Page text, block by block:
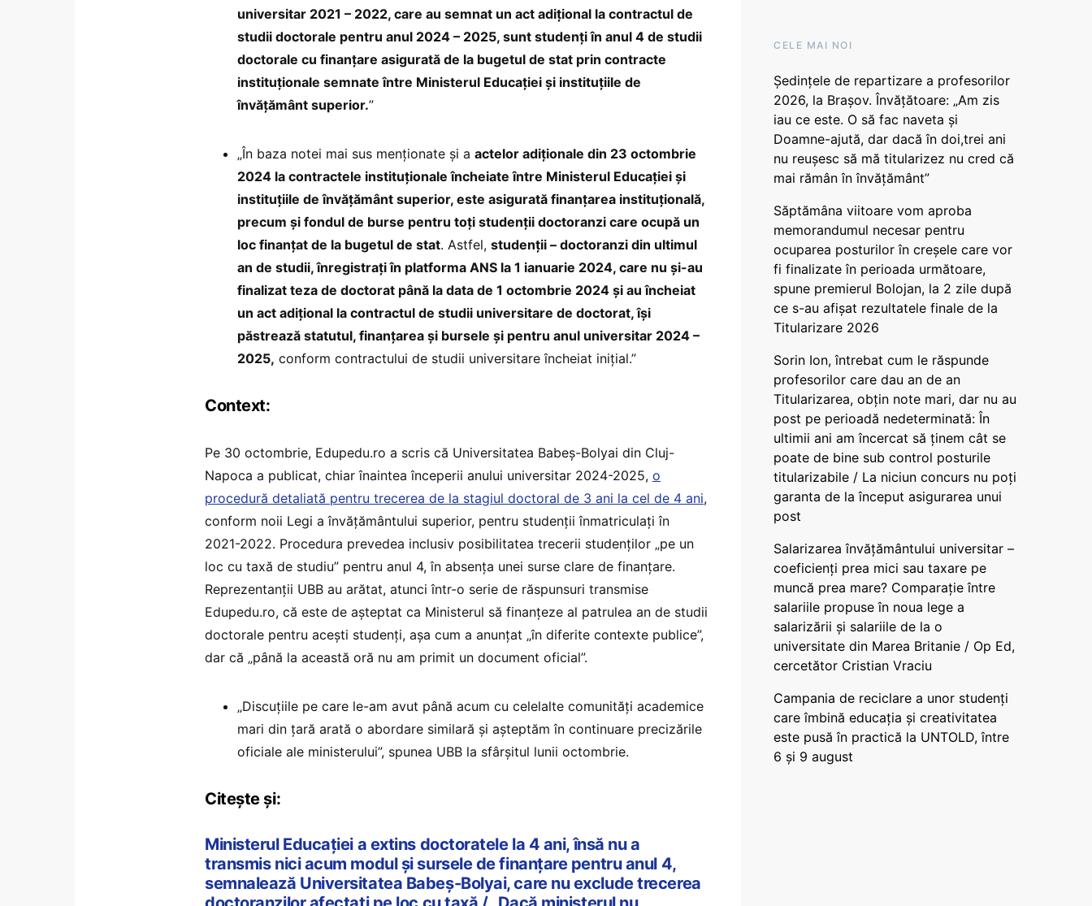
universitar 2021 – 2022, care au semnat un act adițional la contractul de
studii doctorale pentru anul 2024 – 2025, sunt studenți în anul 4 de studii
doctorale cu finanțare asigurată de la bugetul de stat prin contracte
instituționale semnate între Ministerul Educației și instituțiile de
învățământ superior.”
„În baza notei mai sus menționate și a actelor adiționale din 23 octombrie
2024 la contractele instituționale încheiate între Ministerul Educației și
instituțiile de învățământ superior, este asigurată finanțarea instituțională,
precum și fondul de burse pentru toți studenții doctoranzi care ocupă un
loc finanțat de la bugetul de stat. Astfel, studenții – doctoranzi din ultimul
an de studii, înregistrați în platforma ANS la 1 ianuarie 2024, care nu și-au
finalizat teza de doctorat până la data de 1 octombrie 2024 și au încheiat
un act adițional la contractul de studii universitare de doctorat, își
păstrează statutul, finanțarea și bursele și pentru anul universitar 2024 –
2025, conform contractului de studii universitare încheiat inițial.”
Context:
Pe 30 octombrie, Edupedu.ro a scris că Universitatea Babeș-Bolyai din Cluj-
Napoca a publicat, chiar înaintea începerii anului universitar 2024-2025, o
procedură detaliată pentru trecerea de la stagiul doctoral de 3 ani la cel de 4 ani,
conform noii Legi a învățământului superior, pentru studenții înmatriculați în
2021-2022. Procedura prevedea inclusiv posibilitatea trecerii studenților „pe un
loc cu taxă de studiu” pentru anul 4, în absența unei surse clare de finanțare.
Reprezentanții UBB au arătat, atunci într-o serie de răspunsuri transmise
Edupedu.ro, că este de așteptat ca Ministerul să finanțeze al patrulea an de studii
doctorale pentru acești studenți, așa cum a anunțat „în diferite contexte publice”,
dar că „până la această oră nu am primit un document oficial”.
„Discuțiile pe care le-am avut până acum cu celelalte comunități academice
mari din țară arată o abordare similară și așteptăm în continuare precizările
oficiale ale ministerului”, spunea UBB la sfârșitul lunii octombrie.
Citește și:
Ministerul Educației a extins doctoratele la 4 ani, însă nu a
transmis nici acum modul și sursele de finanțare pentru anul 4,
semnalează Universitatea Babeș-Bolyai, care nu exclude trecerea
CELE MAI NOI
Ședințele de repartizare a profesorilor
2026, la Brașov. Învățătoare: „Am zis
iau ce este. O să fac naveta și
Doamne-ajută, dar dacă în doi,trei ani
nu reușesc să mă titularizez nu cred că
mai rămân în învățământ”
Săptămâna viitoare vom aproba
memorandumul necesar pentru
ocuparea posturilor în creșele care vor
fi finalizate în perioada următoare,
spune premierul Bolojan, la 2 zile după
ce s-au afișat rezultatele finale de la
Titularizare 2026
Sorin Ion, întrebat cum le răspunde
profesorilor care dau an de an
Titularizarea, obțin note mari, dar nu au
post pe perioadă nedeterminată: În
ultimii ani am încercat să ținem cât se
poate de bine sub control posturile
titularizabile / La niciun concurs nu poți
garanta de la început asigurarea unui
post
Salarizarea învățământului universitar –
coeficienți prea mici sau taxare pe
muncă prea mare? Comparație între
salariile propuse în noua lege a
salarizării și salariile de la o
universitate din Marea Britanie / Op Ed,
cercetător Cristian Vraciu
Campania de reciclare a unor studenți
care îmbină educația și creativitatea
este pusă în practică la UNTOLD, între
6 și 9 august